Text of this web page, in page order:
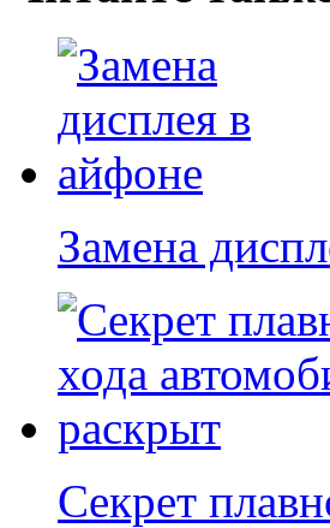
Замена
Секрет